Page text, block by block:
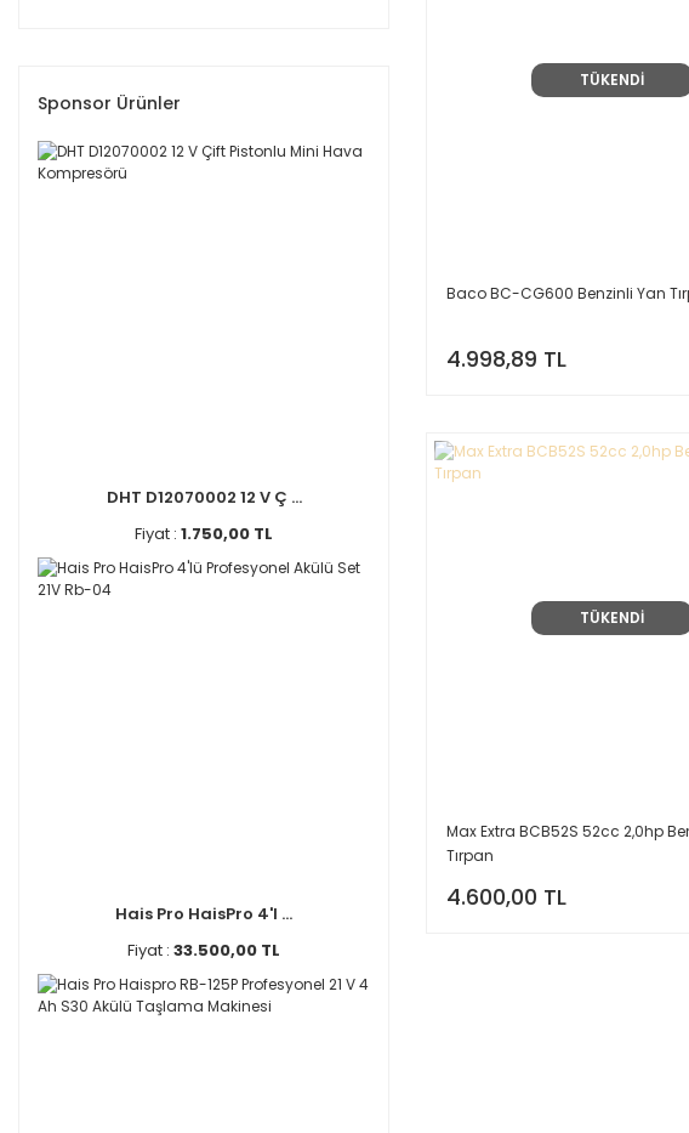
Sponsor Ürünler
DHT D12070002 12 V Ç ...
Fiyat : 1.750,00 TL
Hais Pro HaisPro 4'l ...
Fiyat : 33.500,00 TL
TÜKENDİ
Baco BC-CG600 Benzinli Yan
4.998,89 TL
TÜKENDİ
Max Extra BCB52S 52cc 2,0hp
Tırpan
4.600,00 TL